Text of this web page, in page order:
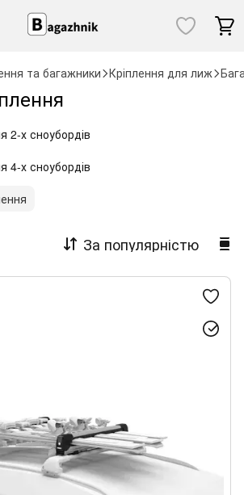
та багажники Кріплення для лиж
2-х сноубордів
4-х сноубордів
За популярністю